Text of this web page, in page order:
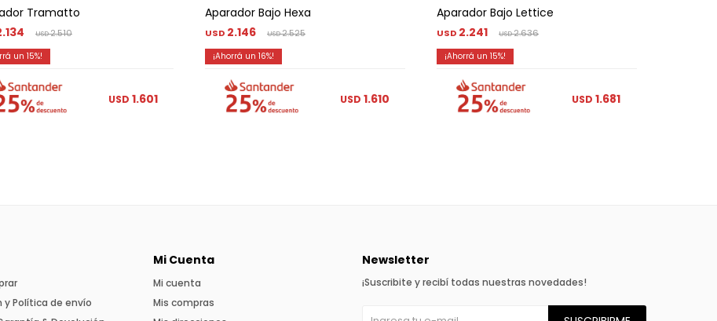
Tramatto
USD2.510
15
USD 1.601
Aparador Bajo Hexa
USD 2.146 USD2.525
16
USD 1.610
Aparador Bajo Lettice
USD 2.241 USD2.636
15
USD 1.681
Política de envío
Mi Cuenta
Mi cuenta
Mis compras
Newsletter
¡Suscribite y recibí todas nuestras novedades!